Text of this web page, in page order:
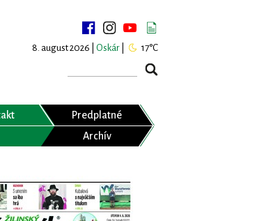
8. august 2026 | Oskár 17°C
Predplatné
Archív